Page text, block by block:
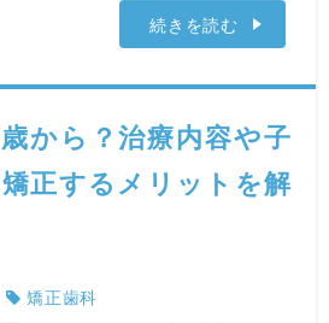
続きを読む
から？治療内容や子
正するメリットを解
矯正歯科